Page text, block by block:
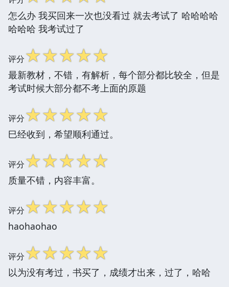
怎么办 我买回来一次也没看过 就去考试了 哈哈哈哈
哈哈哈 我考试过了
评分☆☆☆☆☆
最新教材，不错，有解析，每个部分都比较全，但是
考试时候大部分都不考上面的原题
评分☆☆☆☆☆
巳经收到，希望顺利通过。
评分☆☆☆☆☆
质量不错，内容丰富。
评分☆☆☆☆☆
haohaohao
评分☆☆☆☆☆
以为没有考过，书买了，成绩才出来，过了，哈哈